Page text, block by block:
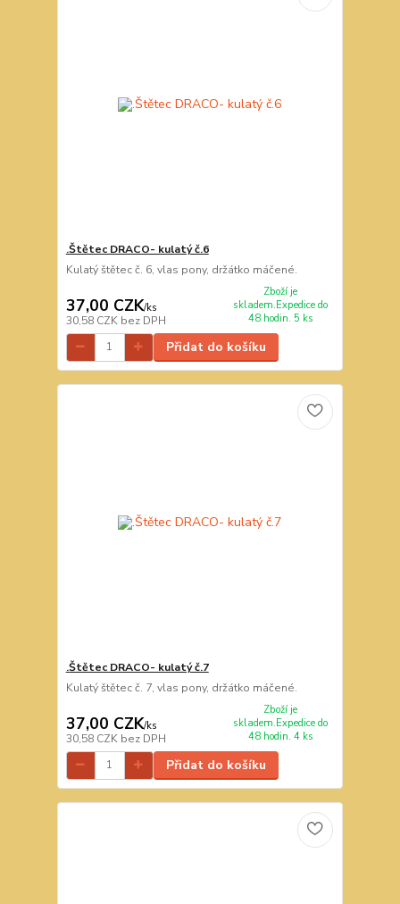
.Štětec DRACO- kulatý č.6
Kulatý štětec č. 6, vlas pony, držátko máčené.
37,00 CZK/ks
30,58 CZK bez DPH
Zboží je
skladem.Expedice do
48 hodin. 5 ks
Přidat do košíku
.Štětec DRACO- kulatý č.7
Kulatý štětec č. 7, vlas pony, držátko máčené.
37,00 CZK/ks
30,58 CZK bez DPH
Zboží je
skladem.Expedice do
48 hodin. 4 ks
Přidat do košíku